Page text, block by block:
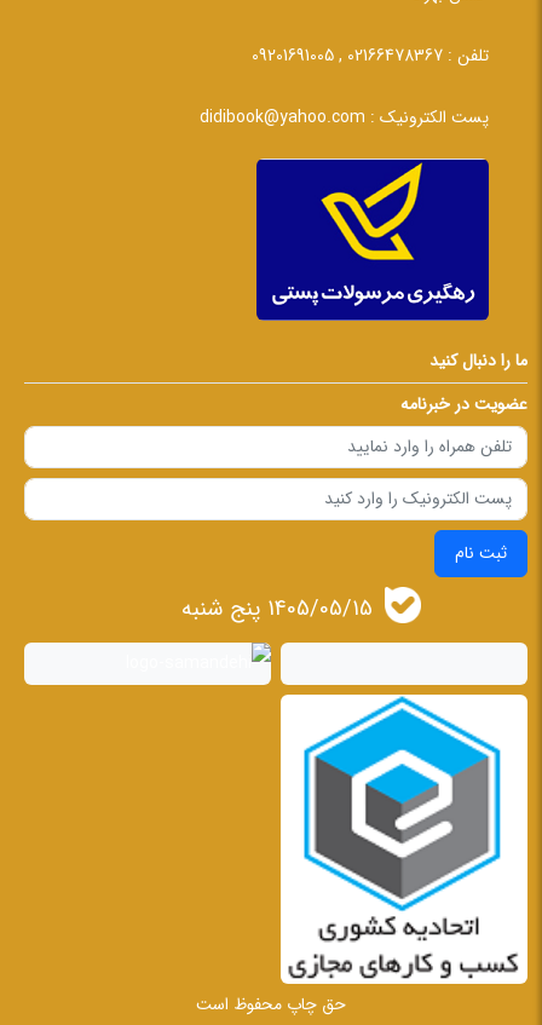
تلفن : 02166478367 , 09201691005
پست الکترونیک : didibook@yahoo.com
ما را دنبال کنید
عضویت در خبرنامه
ثبت نام
1405/05/15 پنج شنبه
حق چاپ محفوظ است